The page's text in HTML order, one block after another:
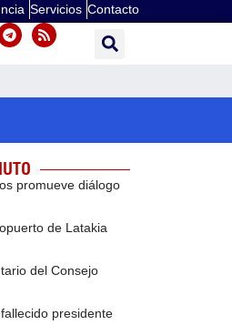
Servicios Contacto
promueve diálogo
de Latakia
del Consejo
presidente